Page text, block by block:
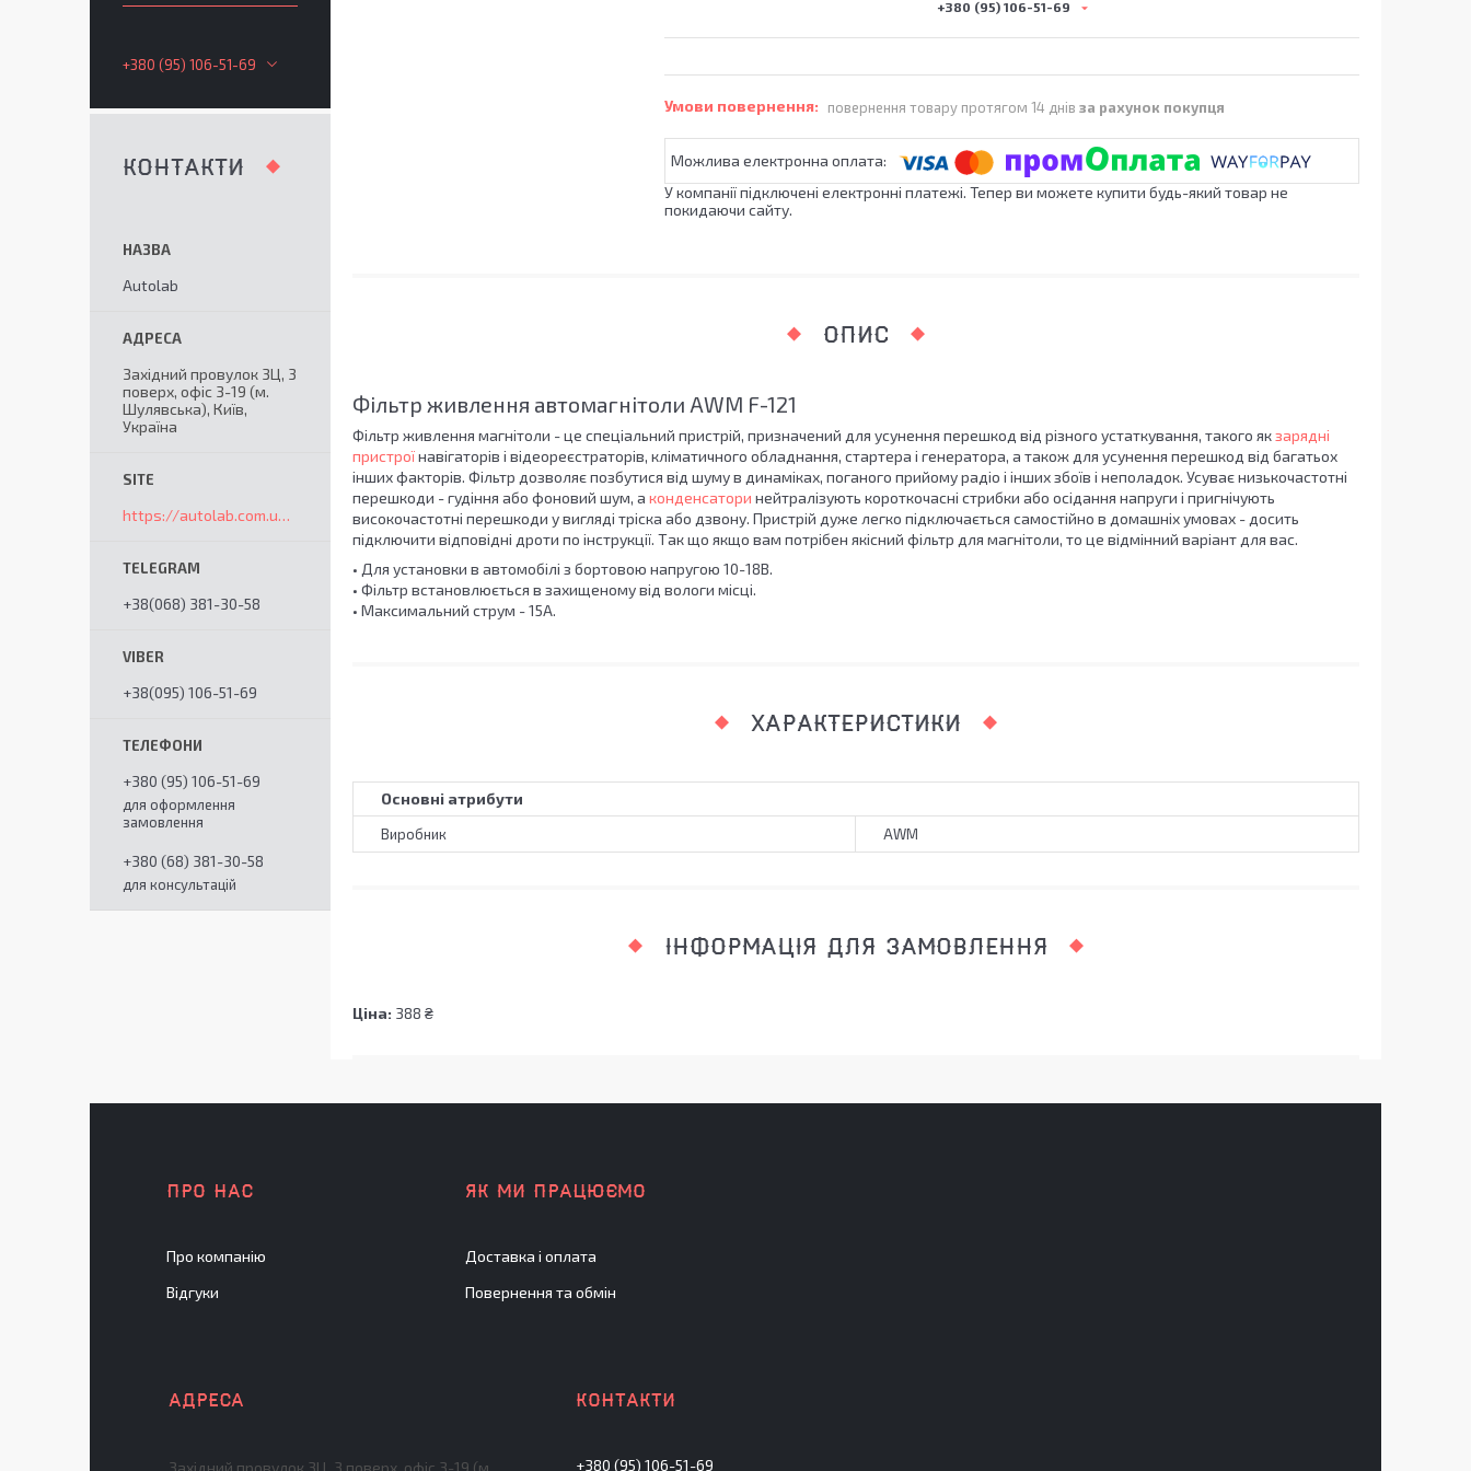
+380 (95) 106-51-69
повернення товару протягом 14 днів за рахунок покупця
У компанії підключені електронні платежі. Тепер ви можете купити будь-який товар не
покидаючи сайту.
ОПИС
Фільтр живлення автомагнітоли AWM F-121
Фільтр живлення магнітоли - це спеціальний пристрій, призначений для усунення перешкод від різного устаткування, такого якзарядні
пристроїнавігаторів і відеореєстраторів, кліматичного обладнання, стартера і генератора, а також для усунення перешкод від багатьох
інших факторів. Фільтр дозволяє позбутися від шуму в динаміках, поганого прийому радіо і інших збоїв і неполадок. Усуває низькочастотні
перешкоди - гудіння або фоновий шум, а конденсатори нейтралізують короткочасні стрибки або осідання напруги і пригнічують
високочастотні перешкоди у вигляді тріска або дзвону. Пристрій дуже легко підключається самостійно в домашніх умовах - досить
підключити відповідні дроти по інструкції. Так що якщо вам потрібен якісний фільтр для магнітоли, то це відмінний варіант для вас.
• Для установки в автомобілі з бортовою напругою 10-18В.
• Фільтр встановлюється в захищеному від вологи місці.
• Максимальний струм - 15А.
ХАРАКТЕРИСТИКИ
Основні атрибути
Виробник AWM
ІНФОРМАЦІЯ ДЛЯ ЗАМОВЛЕННЯ
Ціна: 388 ₴
+380 (95) 106-51-69
КОНТАКТИ
Autolab
Західний провулок 3Ц, 3
поверх, офіс 3-19 (м.
Шулявська), Київ,
Україна
https://autolab.com.ua/ua/
+38(068) 381-30-58
+38(095) 106-51-69
+380 (95) 106-51-69
для оформлення
замовлення
+380 (68) 381-30-58
для консультацій
ПРО НАС
Про компанію
Відгуки
ЯК МИ ПРАЦЮЄМО
Доставка і оплата
Повернення та обмін
+380 (95) 106-51-69